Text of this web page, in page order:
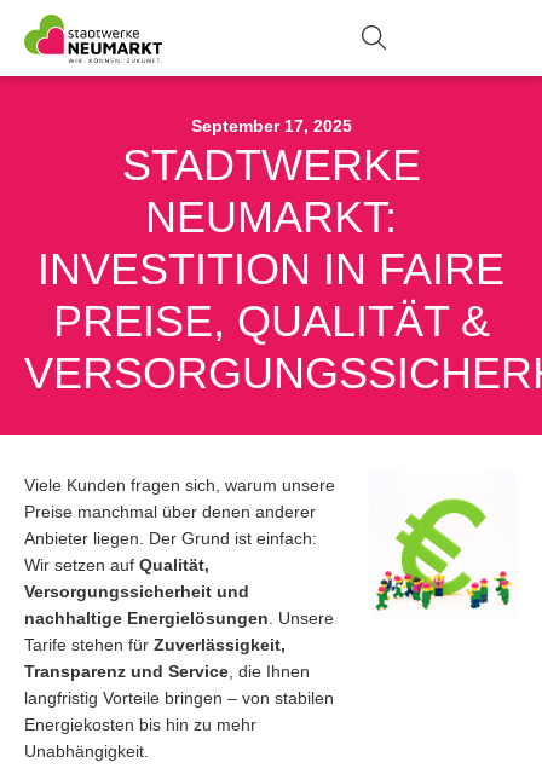
September 17, 2025
STADTWERKE
NEUMARKT:
INVESTITION IN FAIRE
PREISE, QUALITÄT &
Viele Kunden fragen sich, warum unsere
Preise manchmal über denen anderer
Anbieter liegen. Der Grund ist einfach:
Wir setzen auf Qualität,
Versorgungssicherheit und
nachhaltige Energielösungen . Unsere
Tarife stehen für Zuverlässigkeit,
Transparenz und Service , die Ihnen
langfristig Vorteile bringen – von stabilen
Energiekosten bis hin zu mehr
Unabhängigkeit.